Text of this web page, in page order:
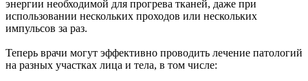
энергии необходимой для прогрева тканей, даже при
использовании нескольких проходов или нескольких
импульсов за раз.
Теперь врачи могут эффективно проводить лечение патологий
на разных участках лица и тела, в том числе: